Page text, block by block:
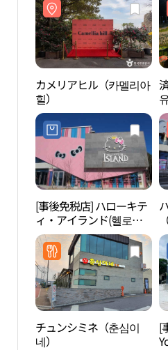
カメリアヒル（카멜리아
힐）
[事後免税店] ハローキテ
ィ・アイランド(헬로키
티아일랜드)
チュンシミネ（춘심이
네）
[